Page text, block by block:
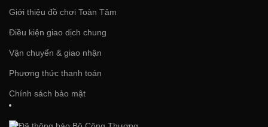
Giới thiệu đồ chơi Toàn Tâm
Điều kiện giao dịch chung
Vận chuyển & giao nhận
Phương thức thanh toán
Chính sách bảo mật